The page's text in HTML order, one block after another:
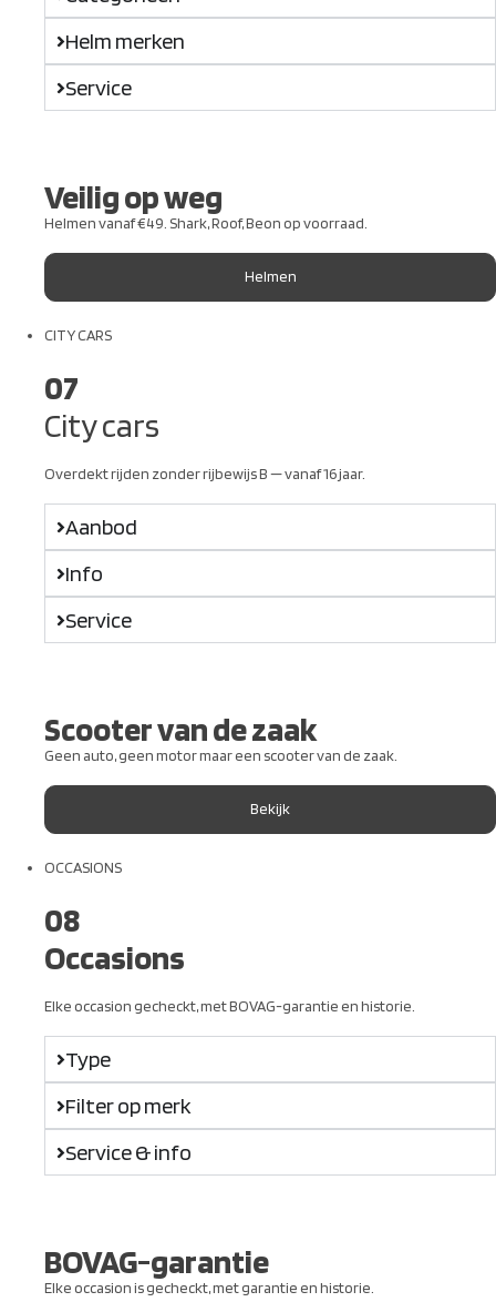
Helm merken
Service
Veilig op weg
Helmen vanaf €49. Shark, Roof, Beon op voorraad.
Helmen
CITY CARS
07
City cars
Overdekt rijden zonder rijbewijs B — vanaf 16 jaar.
Aanbod
Info
Service
Scooter van de zaak
Geen auto, geen motor maar een scooter van de zaak.
Bekijk
OCCASIONS
08
Occasions
Elke occasion gecheckt, met BOVAG-garantie en historie.
Type
Filter op merk
Service & info
BOVAG-garantie
Elke occasion is gecheckt, met garantie en historie.